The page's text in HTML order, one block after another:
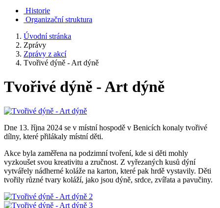
Historie
Organizační struktura
Úvodní stránka
Zprávy
Zprávy z akcí
Tvořivé dýně - Art dýně
Tvořivé dýně - Art dýně
Dne 13. října 2024 se v místní hospodě v Benicích konaly tvořivé
dílny, které přilákaly místní děti.
Akce byla zaměřena na podzimní tvoření, kde si děti mohly
vyzkoušet svou kreativitu a zručnost. Z vyřezaných kusů dýní
vytvářely nádherné koláže na karton, které pak hrdě vystavily. Děti
tvořily různé tvary koláží, jako jsou dýně, srdce, zvířata a pavučiny.